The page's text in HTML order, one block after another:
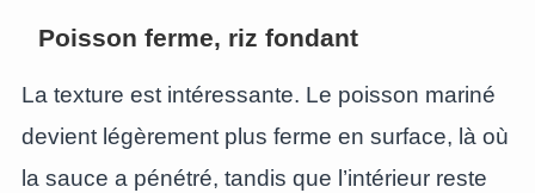
Poisson ferme, riz fondant
La texture est intéressante. Le poisson mariné
devient légèrement plus ferme en surface, là où
la sauce a pénétré, tandis que l’intérieur reste